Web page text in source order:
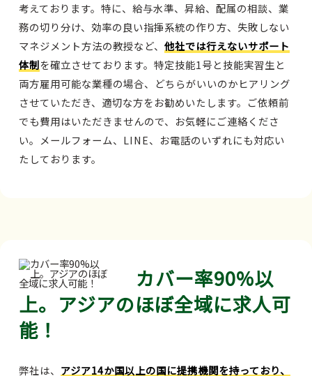
考えております。特に、給与水準、昇給、配属の相談、業
務の切り分け、効率の良い指揮系統の作り方、失敗しない
マネジメント方法の教授など、 他社では行えないサポート
体制を確立させております。特定技能1号と技能実習生と
両方雇用可能な業種の場合、どちらがいいのかヒアリング
させていただき、適切な方をお勧めいたします。ご依頼前
でも費用はいただきませんので、お気軽にご連絡くださ
い。メールフォーム、LINE、お電話のいずれにも対応い
たしております。
カバー率90%以
上。アジアのほぼ全域に求人可
能！
弊社は、 アジア14か国以上の国に提携機関を持っており、